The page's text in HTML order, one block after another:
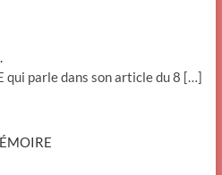
qui parle dans son article du 8 […]